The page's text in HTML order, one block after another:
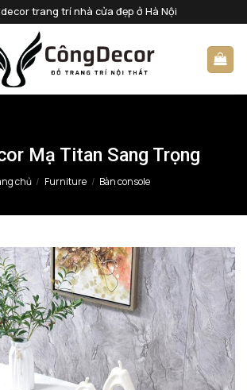
trang trí nhà cửa đẹp ở Hà Nội
Mạ Titan Sang Trọng
chủ / Furniture / Bàn console